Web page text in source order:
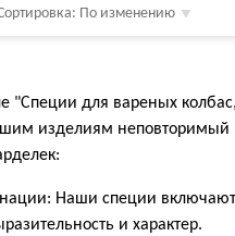
По изменению
"Специи для вареных
изделиям неповторимый
Наши специи
и характер.